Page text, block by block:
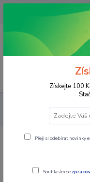
OPAVA 733537099/HLUČÍN
734541648/OLOMOUC
PRO STROJE MOTO
KRYTY PÁČEK,
KRYTY PÁČEK,
Získejte 100
Přeji si odebírat novinky
Souhlasím se